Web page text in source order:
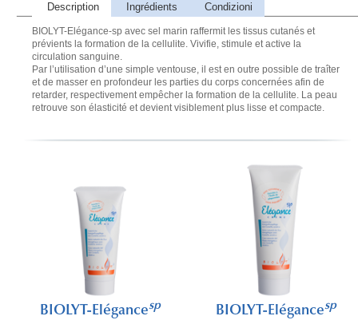
Description Ingrédients Condizioni
BIOLYT-Elégance-sp avec sel marin raffermit les tissus cutanés et
prévients la formation de la cellulite. Vivifie, stimule et active la
circulation sanguine.
Par l’utilisation d’une simple ventouse, il est en outre possible de traîter
et de masser en profondeur les parties du corps concernées afin de
retarder, respectivement empêcher la formation de la cellulite. La peau
retrouve son élasticité et devient visiblement plus lisse et compacte.
BIOLYT-Elégancesp BIOLYT-Elégancesp